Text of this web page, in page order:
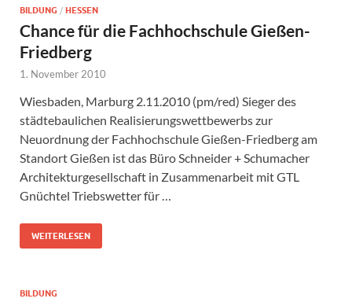
BILDUNG / HESSEN
Chance für die Fachhochschule Gießen-
Friedberg
1. November 2010
Wiesbaden, Marburg 2.11.2010 (pm/red) Sieger des
städtebaulichen Realisierungswettbewerbs zur
Neuordnung der Fachhochschule Gießen-Friedberg am
Standort Gießen ist das Büro Schneider + Schumacher
Architekturgesellschaft in Zusammenarbeit mit GTL
Gnüchtel Triebswetter für …
WEITERLESEN
BILDUNG